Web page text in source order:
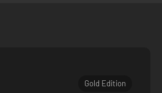
Gold Edition